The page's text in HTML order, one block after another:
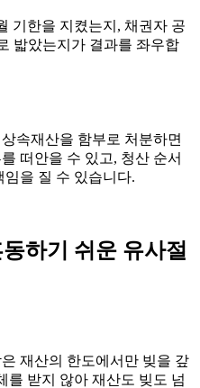
기한을 지켰는지, 채권자 공
밟았는지가 결과를 좌우합
속재산을 함부로 처분하면
떠안을 수 있고, 청산 순서
을 질 수 있습니다.
하기 쉬운 유사절
재산의 한도에서만 빚을 갚
를 받지 않아 재산도 빚도 넘